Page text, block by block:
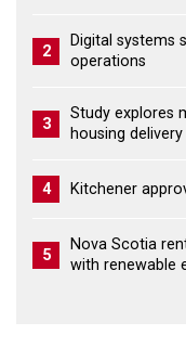
2
Digital systems
operations
3
Study explores
housing delivery
4 Kitchener
5
Nova Scotia
with renewable